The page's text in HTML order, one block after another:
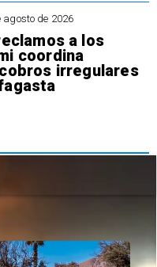
agosto de 2026
a los
coordina
irregulares